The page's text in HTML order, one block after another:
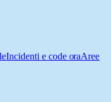
Incidenti e code oraAree